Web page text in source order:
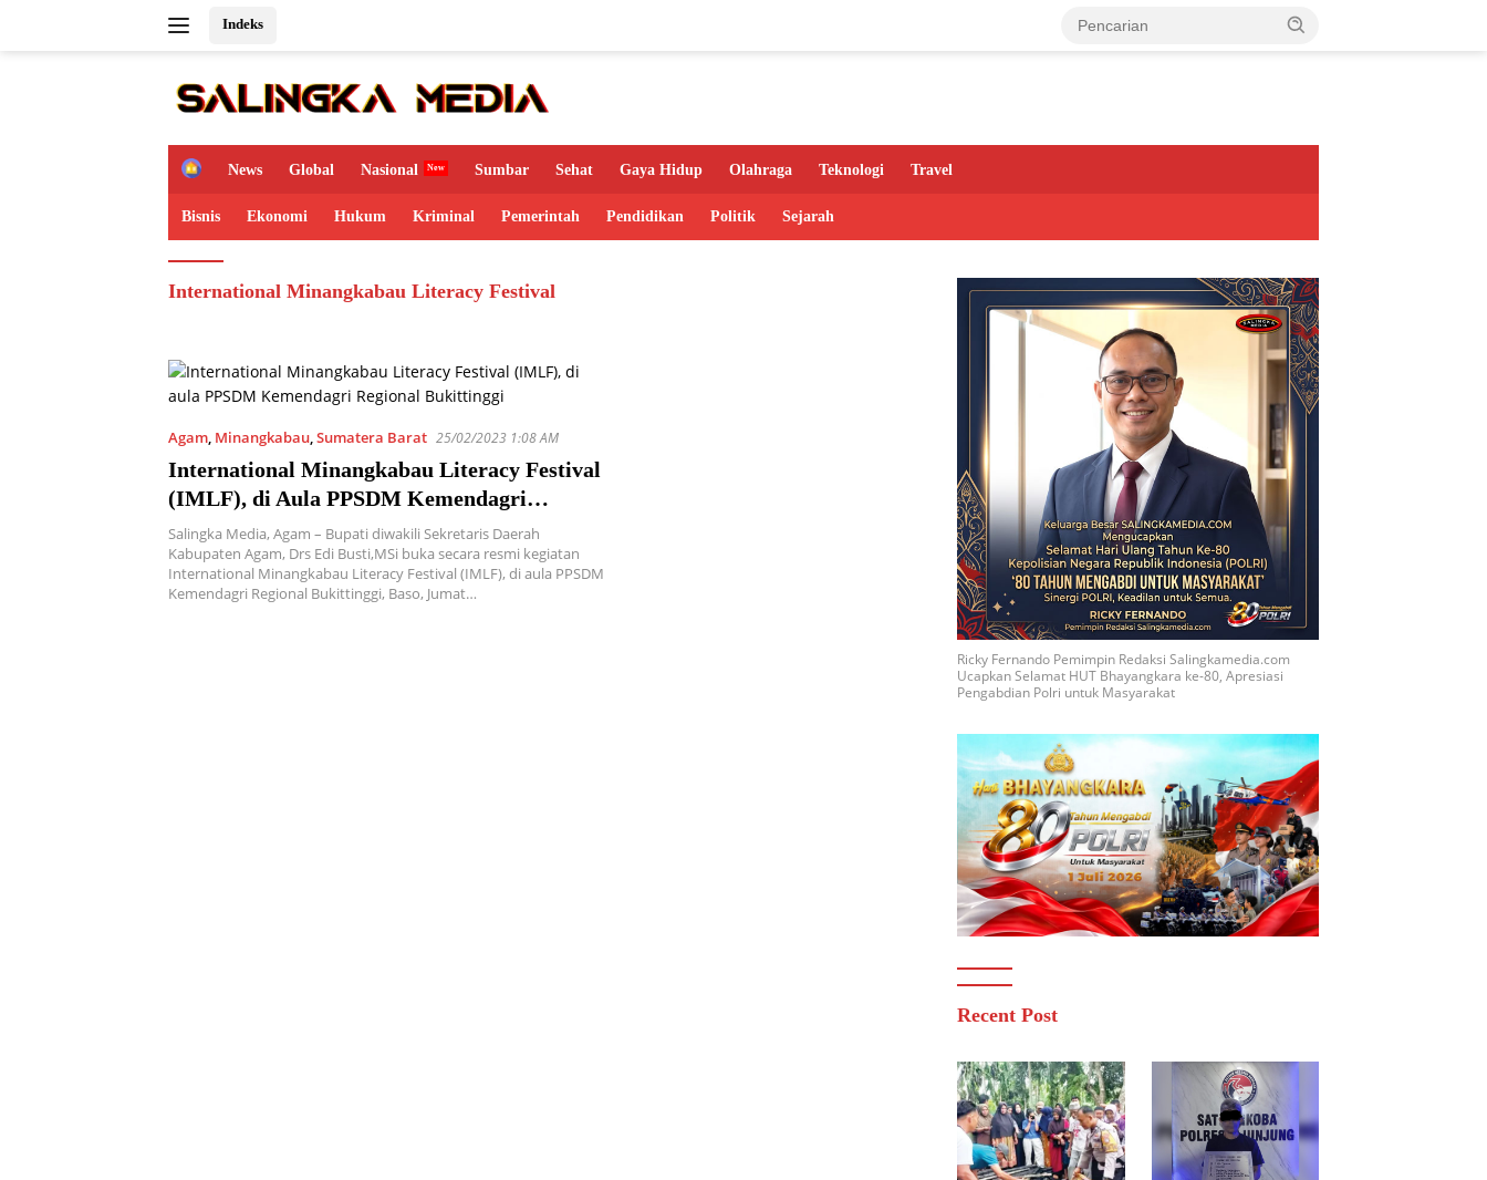
Indeks
H
m
e
News Global Nasional Sumbar Sehat Gaya Hidup Olahraga Teknologi Travel
Bisnis Ekonomi Hukum Kriminal Pemerintah Pendidikan Politik Sejarah
International Minangkabau Literacy Festival
Agam, Minangkabau,Sumatera Barat 25/02/2023 1:08 AM
International Minangkabau Literacy Festival
(IMLF), di Aula PPSDM Kemendagri
Regional Bukittinggi
Salingka Media, Agam – Bupati diwakili Sekretaris Daerah
Kabupaten Agam, Drs Edi Busti,MSi buka secara resmi kegiatan
International Minangkabau Literacy Festival (IMLF), di aula PPSDM
Kemendagri Regional Bukittinggi, Baso, Jumat…
Ricky Fernando Pemimpin Redaksi Salingkamedia.com
Ucapkan Selamat HUT Bhayangkara ke-80, Apresiasi
Pengabdian Polri untuk Masyarakat
Recent Post